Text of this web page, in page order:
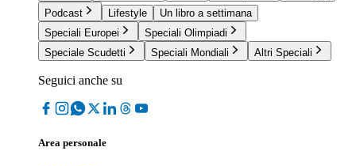
Podcast
Lifestyle
Un libro a settimana
Speciali Europei
Speciali Olimpiadi
Speciale Scudetti
Speciali Mondiali Altri Speciali
Seguici anche su
Area personale